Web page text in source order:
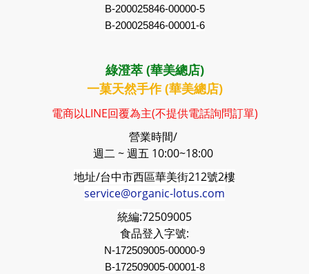
B-200025846-00000-5
B-200025846-00001-6
綠澄萃 (華美總店)
一菓天然手作 (華美總店)
電商以LINE回覆為主(不提供電話詢問訂單)
營業時間/
週二 ~ 週五 10:00~18:00
地址/台中市西區華美街212號2樓
service@organic-lotus.com
統編:72509005
食品登入字號:
N-172509005-00000-9
B-172509005-00001-8